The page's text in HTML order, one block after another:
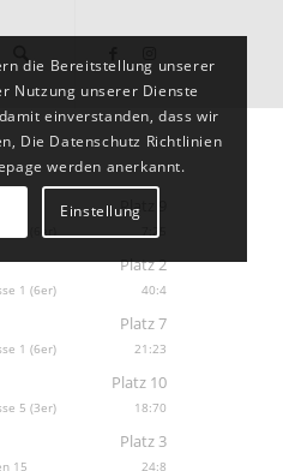
Platz 9
2 (6er) 7:25
Platz 2
1 (6er) 40:4
Platz 7
1 (6er) 21:23
Platz 10
5 (3er) 18:70
Platz 3
15 24:8
die Bereitstellung unserer
Nutzung unserer Dienste
einverstanden, dass wir
Die Datenschutz Richtlinien
werden anerkannt.
Einstellung